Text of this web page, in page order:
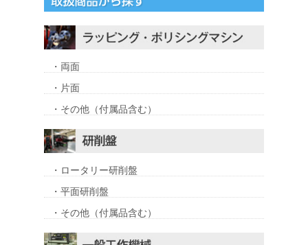
・両面
・片面
・その他（付属品含む）
・ロータリー研削盤
・平面研削盤
・その他（付属品含む）